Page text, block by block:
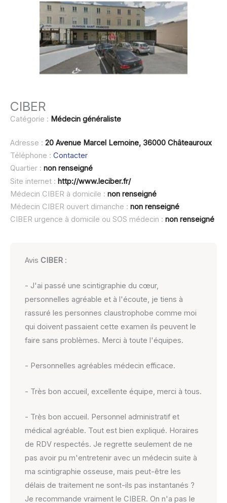
CIBER
Catégorie : Médecin généraliste
Adresse : 20 Avenue Marcel Lemoine, 36000 Châteauroux
Téléphone : Contacter
Quartier : non renseigné
Site internet : http://www.leciber.fr/
Médecin CIBER à domicile : non renseigné
Médecin CIBER ouvert dimanche : non renseigné
CIBER urgence à domicile ou SOS médecin : non renseigné
AvisCIBER :
- J'ai passé une scintigraphie du cœur,
personnelles agréable et à l'écoute, je tiens à
rassuré les personnes claustrophobe comme moi
qui doivent passaient cette examen ils peuvent le
faire sans problèmes. Merci à toute l'équipes.
- Personnelles agréables médecin efficace.
- Très bon accueil, excellente équipe, merci à tous.
- Très bon accueil. Personnel administratif et
médical agréable. Tout est bien expliqué. Horaires
de RDV respectés. Je regrette seulement de ne
pas avoir pu m'entretenir avec un médecin suite à
ma scintigraphie osseuse, mais peut-être les
délais de traitement ne sont-ils pas instantanés ?
Je recommande vraiment le CIBER. On n'a pas le